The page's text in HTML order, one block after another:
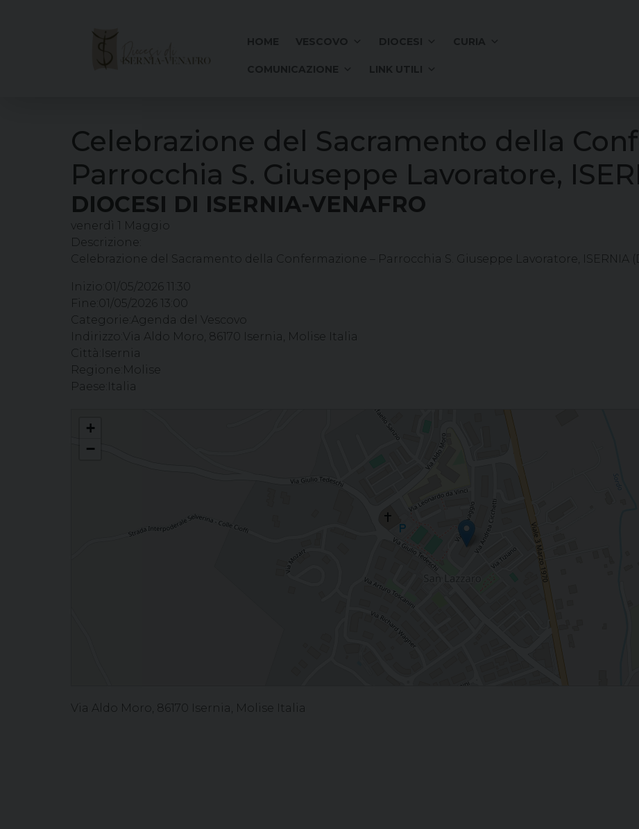
Celebrazione del Sacramento della
Parrocchia S. Giuseppe Lavoratore,
DIOCESI DI ISERNIA-VENAFRO
venerdì 1 Maggio
Descrizione:
Celebrazione del Sacramento della Confermazione – Parrocchia S. Giuseppe Lavoratore, ISERNIA
Inizio: 01/05/2026 11:30
Fine: 01/05/2026 13:00
Categorie: Agenda del Vescovo
Indirizzo: Via Aldo Moro, 86170 Isernia, Molise Italia
Città: Isernia
Regione: Molise
Paese: Italia
Celebrazione del Sacramento della Confermazione - Parrocchia S. Giuseppe Lavoratore, ISERNIA
+
−
Via Aldo Moro, 86170 Isernia, Molise Italia